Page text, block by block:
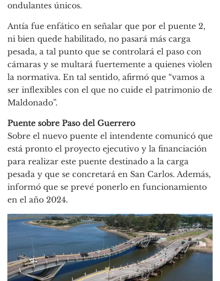
ondulantes únicos.
Antía fue enfático en señalar que por el puente 2,
ni bien quede habilitado, no pasará más carga
pesada, a tal punto que se controlará el paso con
cámaras y se multará fuertemente a quienes violen
la normativa. En tal sentido, afirmó que “vamos a
ser inflexibles con el que no cuide el patrimonio de
Maldonado”.
Puente sobre Paso del Guerrero
Sobre el nuevo puente el intendente comunicó que
está pronto el proyecto ejecutivo y la financiación
para realizar este puente destinado a la carga
pesada y que se concretará en San Carlos. Además,
informó que se prevé ponerlo en funcionamiento
en el año 2024.